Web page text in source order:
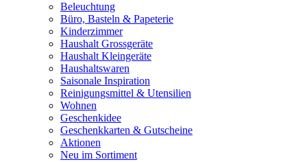
Beleuchtung
Büro, Basteln & Papeterie
Kinderzimmer
Haushalt Grossgeräte
Haushalt Kleingeräte
Haushaltswaren
Saisonale Inspiration
Reinigungsmittel & Utensilien
Wohnen
Geschenkidee
Geschenkkarten & Gutscheine
Aktionen
Neu im Sortiment